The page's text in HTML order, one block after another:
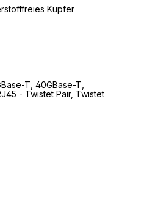
Kupfer
T, 40GBase-T,
- Twistet Pair, Twistet